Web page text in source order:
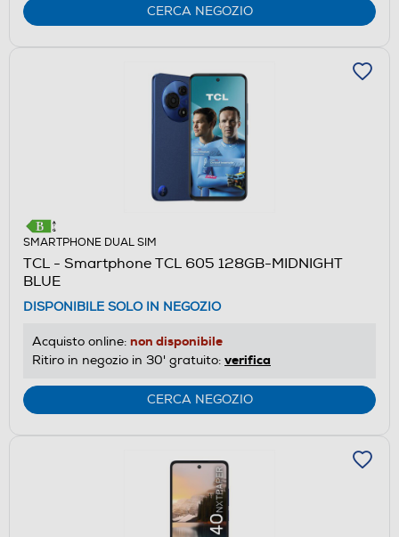
CERCA NEGOZIO
SMARTPHONE DUAL SIM
TCL - Smartphone TCL 605 128GB-MIDNIGHT
BLUE
DISPONIBILE SOLO IN NEGOZIO
Acquisto online: non disponibile
Ritiro in negozio in 30' gratuito: verifica
CERCA NEGOZIO